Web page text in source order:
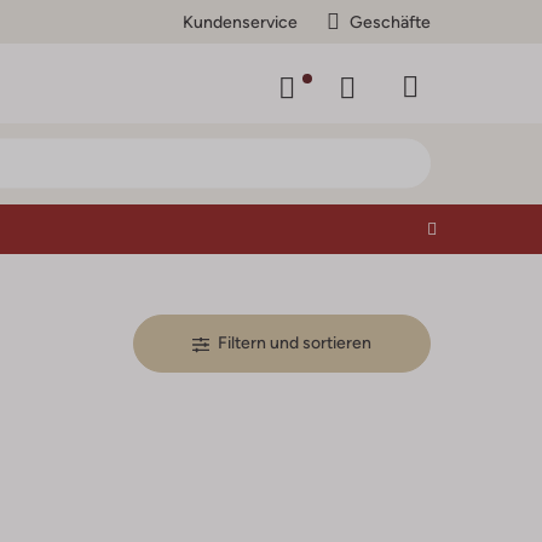
Kundenservice Geschäfte
Filtern und sortieren